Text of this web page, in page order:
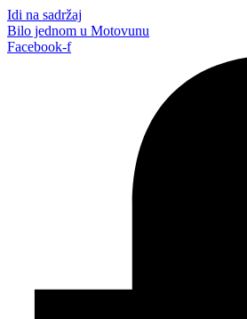
Idi na sadržaj
Bilo jednom u Motovunu
Facebook-f